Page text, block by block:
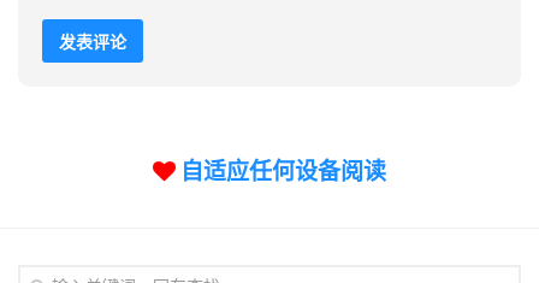
自适应任何设备阅读